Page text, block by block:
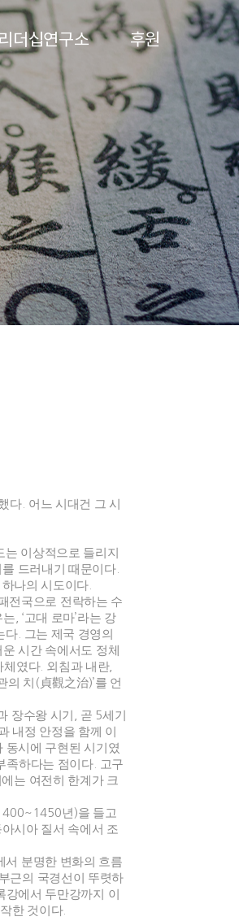
더십연구소 후원
다. 어느 시대건 그 시
이상적으로 들리지
드러내기 때문이다.
나의 시도이다
전국으로 전락하는 수
는 , ‘ 고대 로마’라는 강
다.
그는 제국 경영의
시간 속에서도 정체
체였다. 외침과 내란,
의 치 ( 貞觀之治)’를 언
장수왕 시기 곧 5세기
내정 안정을 함께 이
동시에 구현된 시기였
족하다는 점이다.
고구
는 여전히 한계가 크
년 )을 들고
시아 질서 속에서 조
서 분명한 변화의 흐름
근의 국경선이 뚜렷하
강에서 두만강까지 이
한 것이다.